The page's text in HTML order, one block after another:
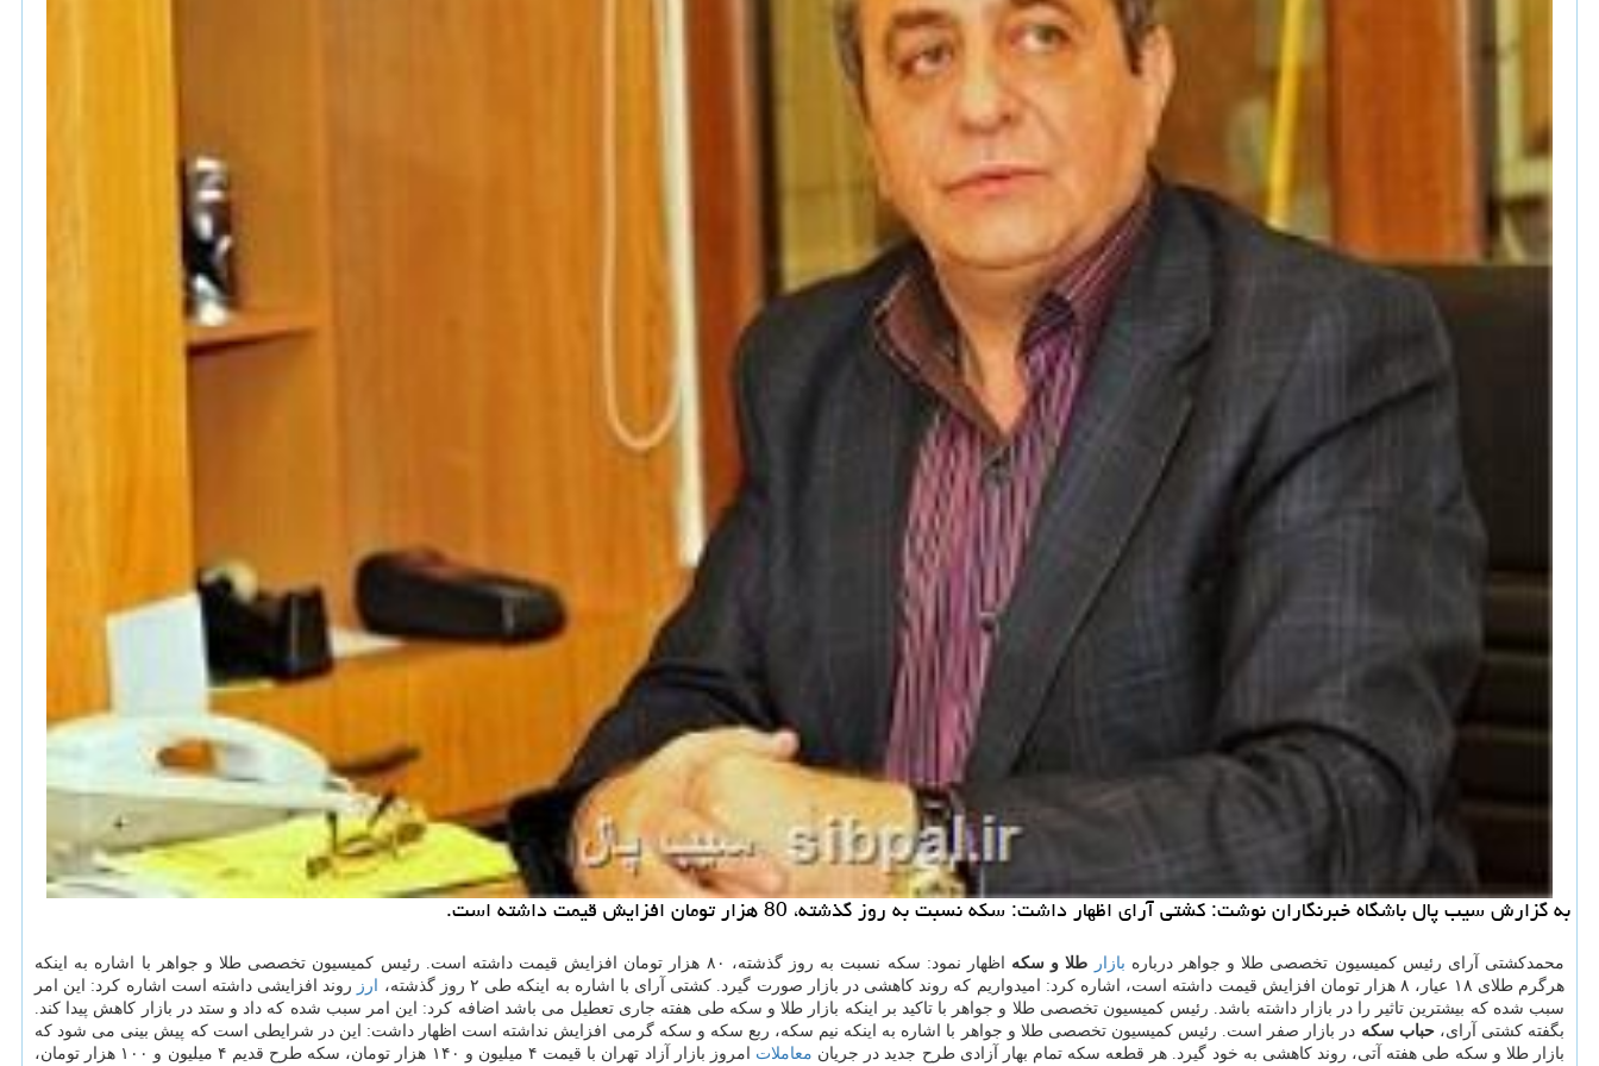
به گزارش سیب پال باشگاه خبرنگاران نوشت: كشتی آرای اظهار داشت: سكه نسبت به روز گذشته، 80 هزار تومان افزایش قیمت داشته است.
محمدكشتی آرای رئیس كمیسیون تخصصی طلا و جواهر درباره بازار طلا و سكه
اظهار نمود: سكه نسبت به روز گذشته، ۸۰ هزار تومان افزایش قیمت داشته است. رئیس كمیسیون تخصصی طلا و جواهر با اشاره به اینكه
هرگرم طلای ۱۸ عیار، ۸ هزار تومان افزایش قیمت داشته است، اشاره كرد: امیدواریم كه روند كاهشی در بازار صورت گیرد. كشتی آرای با اشاره به اینكه طی ۲ روز گذشته،
ارز روند افزایشی داشته است اشاره كرد: این امر
سبب شده كه بیشترین تاثیر را در بازار داشته باشد. رئیس كمیسیون تخصصی طلا و جواهر با تاكید بر اینكه بازار طلا و سكه طی هفته جاری تعطیل می باشد اضافه كرد: این امر سبب شده كه داد و ستد در بازار كاهش پیدا كند.
بگفته كشتی آرای،حباب سكه در بازار صفر است. رئیس كمیسیون تخصصی طلا و جواهر با اشاره به اینكه نیم سكه، ربع سكه و سكه گرمی افزایش نداشته است اظهار داشت: این در شرایطی است كه پیش بینی می شود كه
بازار طلا و سكه طی هفته آتی، روند كاهشی به خود گیرد. هر قطعه سكه تمام بهار آزادی طرح جدید در جریان معاملات امروز بازار آزاد تهران با قیمت ۴ میلیون و ۱۴۰ هزار تومان، سكه طرح قدیم ۴ میلیون و ۱۰۰ هزار تومان،